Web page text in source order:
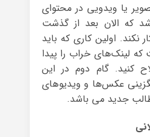
یا ویدویی در محتوای
که الان بعد از گذشت
نکند. اولین کاری که باید
لینک‌های خراب را پیدا
کنید. گام دوم در این
عکس‌ها و ویدیوهای
جدید می باشد.